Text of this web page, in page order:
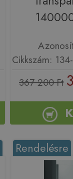
Cikkszám:
367 200 Ft
Rendelésre